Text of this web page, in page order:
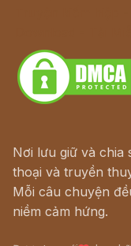
Nơi lưu giữ và chia
thoại và truyền
Mỗi câu chuyện
niềm cảm hứng.